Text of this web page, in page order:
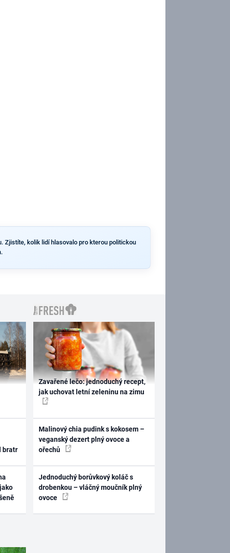
Zjistíte, kolik lidí hlasovalo pro kterou politickou
bratr
Zavařené lečo: jednoduchý recept,
jak uchovat letní zeleninu na zimu
Malinový chia pudink s kokosem –
veganský dezert plný ovoce a
ořechů
Jednoduchý borůvkový koláč s
drobenkou – vláčný moučník plný
ovoce